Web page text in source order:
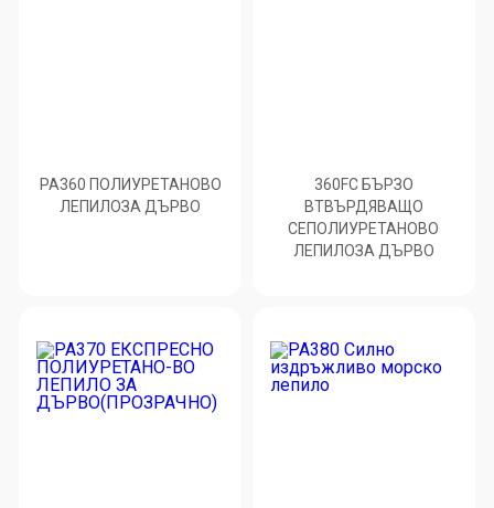
PA360 ПОЛИУРЕТАНОВО
ЛЕПИЛОЗА ДЪРВО
360FC БЪРЗО
ВТВЪРДЯВАЩО
СЕПОЛИУРЕТАНОВО
ЛЕПИЛОЗА ДЪРВО